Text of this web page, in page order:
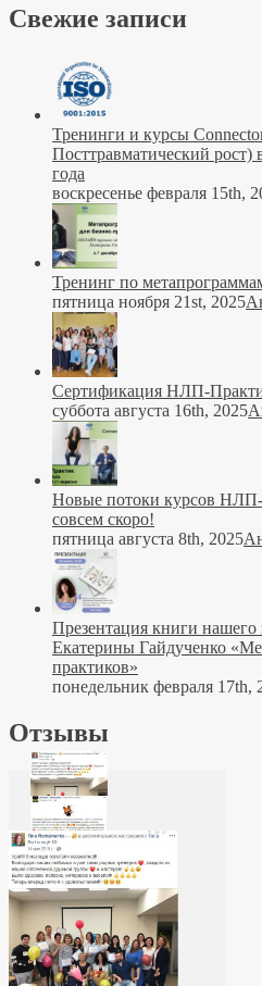
Свежие записи
Тренинги и курсы
Посттравматический рост)
года
воскресенье февраля 15th,
Тренинг по
пятница ноября 21st, 2025
Сертификация НЛП-
суббота августа 16th, 2025
Новые потоки курсов
совсем скоро!
пятница августа 8th, 2025
Презентация книги нашего
Екатерины Гайдученко
практиков»
понедельник февраля 17th,
Отзывы